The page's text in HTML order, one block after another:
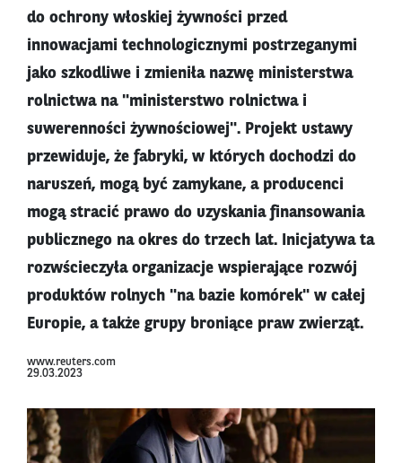
do ochrony włoskiej żywności przed
innowacjami technologicznymi postrzeganymi
jako szkodliwe i zmieniła nazwę ministerstwa
rolnictwa na "ministerstwo rolnictwa i
suwerenności żywnościowej". Projekt ustawy
przewiduje, że fabryki, w których dochodzi do
naruszeń, mogą być zamykane, a producenci
mogą stracić prawo do uzyskania finansowania
publicznego na okres do trzech lat. Inicjatywa ta
rozwścieczyła organizacje wspierające rozwój
produktów rolnych "na bazie komórek" w całej
Europie, a także grupy broniące praw zwierząt.
www.reuters.com
29.03.2023